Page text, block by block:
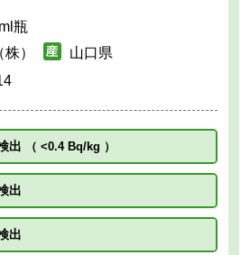
瓶
）
山口県
出 （ <0.4 Bq/kg ）
出
出